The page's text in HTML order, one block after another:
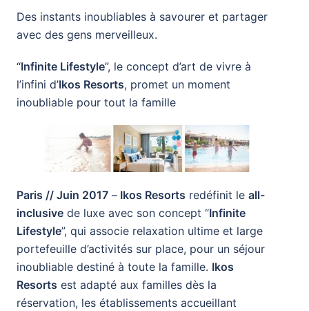
Des instants inoubliables à savourer et partager
avec des gens merveilleux.
“Infinite Lifestyle”, le concept d’art de vivre à
l’infini d’Ikos Resorts, promet un moment
inoubliable pour tout la famille
Paris // Juin 2017 – Ikos Resorts redéfinit leall-
inclusive de luxe avec son concept “Infinite
Lifestyle”, qui associe relaxation ultime et large
portefeuille d’activités sur place, pour un séjour
inoubliable destiné à toute la famille. Ikos
Resorts est adapté aux familles dès la
réservation, les établissements accueillant